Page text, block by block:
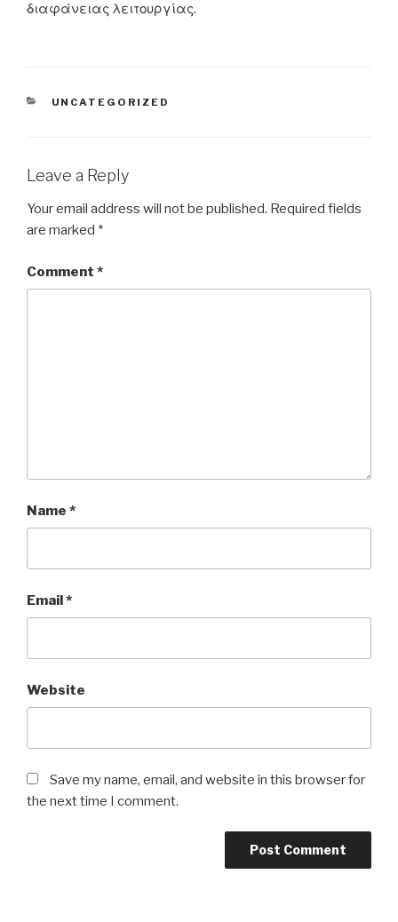
διαφάνειας λειτουργίας.
CATEGORIES
UNCATEGORIZED
Leave a Reply
Your email address will not be published. Required fields
are marked *
Comment *
Name *
Email*
Website
Save my name, email, and website in this browser for
the next time I comment.